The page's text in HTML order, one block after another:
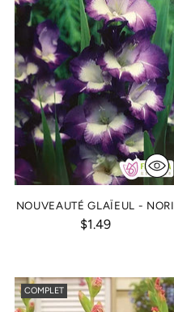
NOUVEAUTÉ GLAÏEUL - NORI
$1.49
COMPLET